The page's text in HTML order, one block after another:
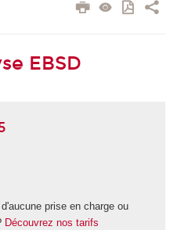
EBSD
prise en charge ou
Découvrez nos tarifs